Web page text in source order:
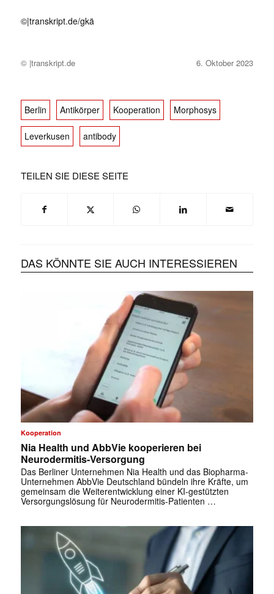
©|transkript.de/gkä
© |transkript.de 6. Oktober 2023
Berlin Antikörper Kooperation Morphosys
Leverkusen antibody
TEILEN SIE DIESE SEITE
DAS KÖNNTE SIE AUCH INTERESSIEREN
Kooperation
Nia Health und AbbVie kooperieren bei
Neurodermitis-Versorgung
Das Berliner Unternehmen Nia Health und das Biopharma-
Unternehmen AbbVie Deutschland bündeln ihre Kräfte, um
gemeinsam die Weiterentwicklung einer KI-gestützten
Versorgungslösung für Neurodermitis-Patienten …